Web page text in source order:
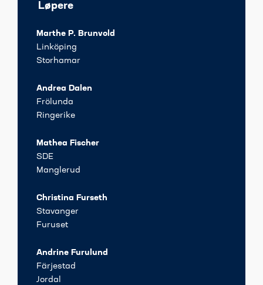
Løpere
Marthe P. Brunvold
Linköping
Storhamar
Andrea Dalen
Frölunda
Ringerike
Mathea Fischer
SDE
Manglerud
Christina Furseth
Stavanger
Furuset
Andrine Furulund
Färjestad
Jordal